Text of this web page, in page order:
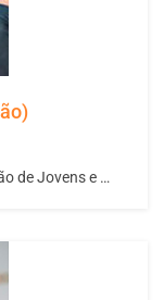
de Jovens e
fazer